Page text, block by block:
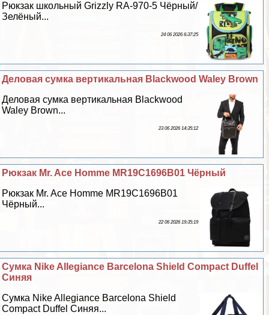
Рюкзак школьный Grizzly RA-970-5 Чёрный/
Зелёный...
24 06 2026 6:37:25
Деловая сумка вертикальная Blackwood Waley Brown
Деловая сумка вертикальная Blackwood
Waley Brown...
23 06 2026 14:35:12
Рюкзак Mr. Ace Homme MR19C1696B01 Чёрный
Рюкзак Mr. Ace Homme MR19C1696B01
Чёрный...
22 06 2026 19:35:19
Сумка Nike Allegiance Barcelona Shield Compact Duffel
Синяя
Сумка Nike Allegiance Barcelona Shield
Compact Duffel Синяя...